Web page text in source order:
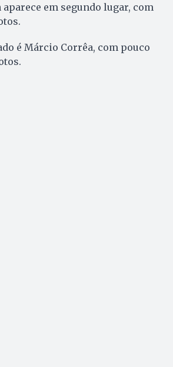
em segundo lugar, com
é Márcio Corrêa, com pouco